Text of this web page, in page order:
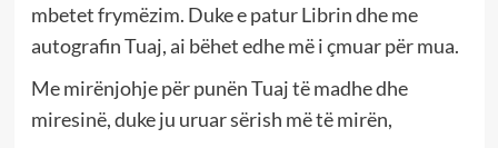
mbetet frymëzim. Duke e patur Librin dhe me
autografin Tuaj, ai bëhet edhe më i çmuar për mua.
Me mirënjohje për punën Tuaj të madhe dhe
miresinë, duke ju uruar sërish më të mirën,